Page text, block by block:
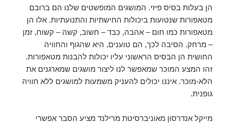
הן בעלות בסיס פיזי. המושגים המופשטים שלנו הם ברובם
מטאפורות שנטועות ביכולות החישתיות והתנועתיות. אלו הן
מטאפורות כמו חום – אהבה, כבד – חשוב, קשה – קשוח, זמן
– מרחק. הסיבה לכך, הם טוענים, היא שהגוף והחוויה
החושית הן הבסיס הראשוני עליו יכולות להבנות מטאפורות.
זהו המצע המוכר שמאפשר לנו ליצור מושגים שמארגנים את
הלא-מוכר. איננו יכולים להעניק משמעות למושגים ללא חוויה
גופנית.
מייקל אנדרסון מאוניברסיטת מרילנד מציע הסבר אפשרי